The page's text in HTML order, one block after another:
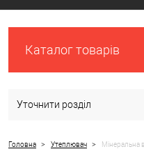
Каталог товарів
Уточнити розділ
Головна > Утеплювач > Мінеральна